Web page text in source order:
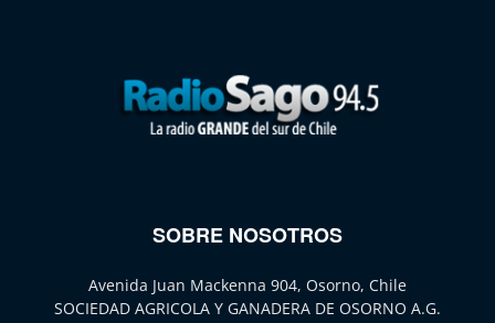
SOBRE NOSOTROS
Avenida Juan Mackenna 904, Osorno, Chile
SOCIEDAD AGRICOLA Y GANADERA DE OSORNO A.G.